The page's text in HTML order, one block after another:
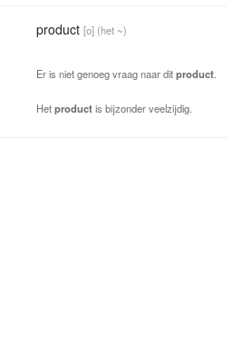
product [o] (het ~)
Er is niet genoeg vraag naar ditproduct
Hetproductis bijzonder veelzijdig.